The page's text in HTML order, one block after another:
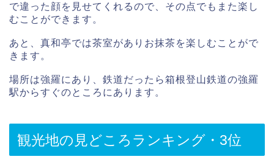
で違った顔を見せてくれるので、その点でもまた楽し
むことができます。
あと、真和亭では茶室がありお抹茶を楽しむことがで
きます。
場所は強羅にあり、鉄道だったら箱根登山鉄道の強羅
駅からすぐのところにあります。
観光地の見どころランキング・3位